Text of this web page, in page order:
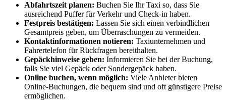
Abfahrtszeit planen: Buchen Sie Ihr Taxi so, dass Sie
ausreichend Puffer für Verkehr und Check-in haben.
Festpreis bestätigen: Lassen Sie sich einen verbindlichen
Gesamtpreis geben, um Überraschungen zu vermeiden.
Kontaktinformationen notieren: Taxiunternehmen und
Fahrertelefon für Rückfragen bereithalten.
Gepäckhinweise geben: Informieren Sie bei der Buchung,
falls Sie viel Gepäck oder Sondergepäck haben.
Online buchen, wenn möglich: Viele Anbieter bieten
Online-Buchungen, die bequem sind und oft günstigere Preise
ermöglichen.